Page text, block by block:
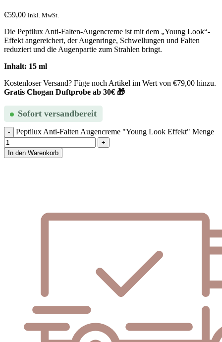
€59,00 inkl. MwSt.
Die Peptilux Anti-Falten-Augencreme ist mit dem „Young Look“-
Effekt angereichert, der Augenringe, Schwellungen und Falten
reduziert und die Augenpartie zum Strahlen bringt.
Inhalt: 15 ml
Kostenloser Versand? Füge noch Artikel im Wert von €79,00 hinzu.
Gratis Chogan Duftprobe ab 30€ 🎁
Sofort versandbereit
Peptilux Anti-Falten Augencreme "Young Look Effekt" Menge
In den Warenkorb